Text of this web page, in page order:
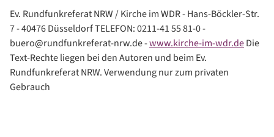
Ev. Rundfunkreferat NRW / Kirche im WDR - Hans-Böckler-Str.
7 - 40476 Düsseldorf TELEFON: 0211-41 55 81-0 -
buero@rundfunkreferat-nrw.de -www.kirche-im-wdr.deDie
Text-Rechte liegen bei den Autoren und beim Ev.
Rundfunkreferat NRW. Verwendung nur zum privaten
Gebrauch